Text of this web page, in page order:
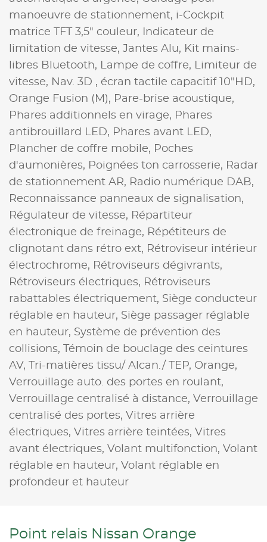
manoeuvre de stationnement, i-Cockpit
matrice TFT 3,5" couleur,
Indicateur de
limitation de vitesse, Jantes Alu, Kit mains-
libres Bluetooth,
Lampe de coffre,
Limiteur de
vitesse, Nav. 3D , écran tactile capacitif 10"HD,
Orange Fusion (M), Pare-brise acoustique,
Phares additionnels en virage, Phares
antibrouillard LED, Phares avant LED,
Plancher de coffre mobile, Poches
d'aumonières, Poignées ton carrosserie, Radar
de stationnement AR, Radio numérique DAB,
Reconnaissance panneaux de signalisation,
Régulateur de vitesse, Répartiteur
électronique de freinage, Répétiteurs de
clignotant dans rétro ext, Rétroviseur intérieur
électrochrome, Rétroviseurs dégivrants,
Rétroviseurs électriques, Rétroviseurs
rabattables électriquement, Siège conducteur
réglable en hauteur, Siège passager réglable
en hauteur, Système de prévention des
collisions,
Témoin de bouclage des ceintures
AV,
Tri-matières tissu/ Alcan./ TEP, Orange,
Verrouillage auto. des portes en roulant,
Verrouillage centralisé à distance, Verrouillage
centralisé des portes, Vitres arrière
électriques, Vitres arrière teintées, Vitres
avant électriques, Volant multifonction, Volant
réglable en hauteur, Volant réglable en
profondeur et hauteur
Point relais Nissan Orange